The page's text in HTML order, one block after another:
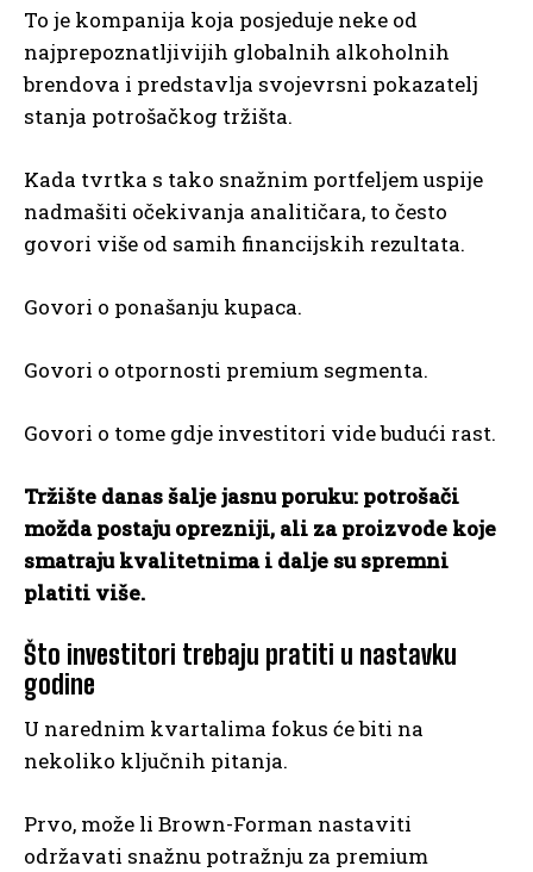
To je kompanija koja posjeduje neke od
najprepoznatljivijih globalnih alkoholnih
brendova i predstavlja svojevrsni pokazatelj
stanja potrošačkog tržišta.
Kada tvrtka s tako snažnim portfeljem uspije
nadmašiti očekivanja analitičara, to često
govori više od samih financijskih rezultata.
Govori o ponašanju kupaca.
Govori o otpornosti premium segmenta.
Govori o tome gdje investitori vide budući rast.
Tržište danas šalje jasnu poruku: potrošači
možda postaju oprezniji, ali za proizvode koje
smatraju kvalitetnima i dalje su spremni
platiti više.
Što investitori trebaju pratiti u nastavku
godine
U narednim kvartalima fokus će biti na
nekoliko ključnih pitanja.
Prvo, može li Brown-Forman nastaviti
održavati snažnu potražnju za premium